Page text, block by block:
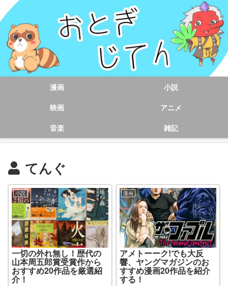
漫画
小説
映画
アニメ
音楽
雑記
てんぐ
小説
一切の外れ無し！歴代の
山本周五郎賞受賞作から
おすすめ20作品を厳選紹
介！
漫画
アメトーーク!でも大反
響、ヤングマガジンのお
すすめ漫画20作品を紹介
する！